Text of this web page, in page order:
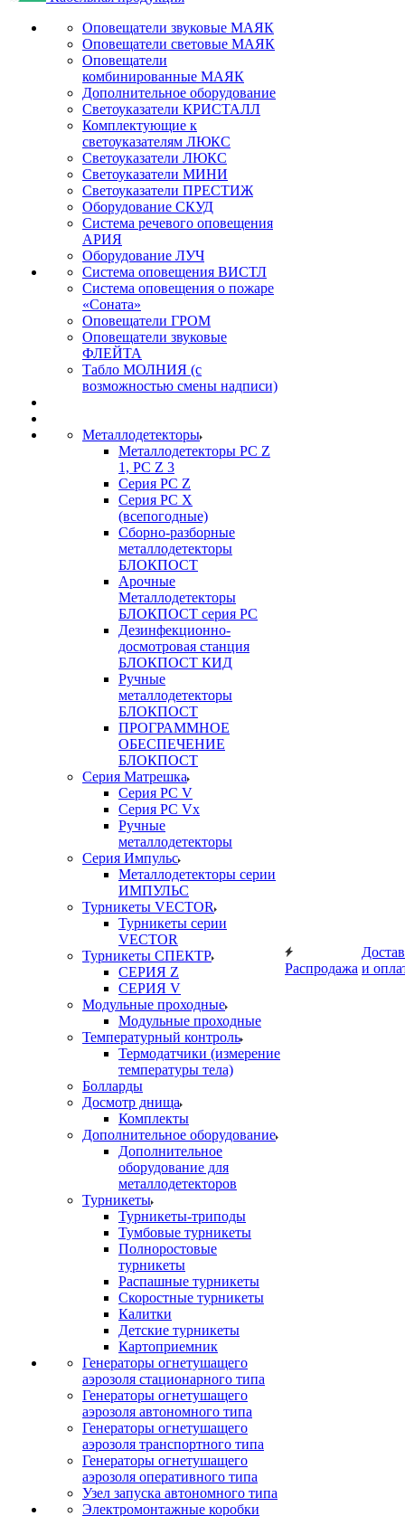
Оповещатели звуковые МАЯК
Оповещатели световые МАЯК
Оповещатели
комбинированные МАЯК
Дополнительное оборудование
Светоуказатели КРИСТАЛЛ
Комплектующие к
светоуказателям ЛЮКС
Светоуказатели ЛЮКС
Светоуказатели МИНИ
Светоуказатели ПРЕСТИЖ
Оборудование СКУД
Система речевого оповещения
АРИЯ
Оборудование ЛУЧ
Система оповещения ВИСТЛ
Система оповещения о пожаре
«Соната»
Оповещатели ГРОМ
Оповещатели звуковые
ФЛЕЙТА
Табло МОЛНИЯ (с
возможностью смены надписи)
Металлодетекторы
Металлодетекторы РС Z
1, PC Z 3
Серия РС Z
Серия РС X
(всепогодные)
Сборно-разборные
металлодетекторы
БЛОКПОСТ
Арочные
Металлодетекторы
БЛОКПОСТ серия РС
Дезинфекционно-
досмотровая станция
БЛОКПОСТ КИД
Ручные
металлодетекторы
БЛОКПОСТ
ПРОГРАММНОЕ
ОБЕСПЕЧЕНИЕ
БЛОКПОСТ
Серия Матрешка
Серия PC V
Серия PC Vx
Ручные
металлодетекторы
Серия Импульс
Металлодетекторы серии
ИМПУЛЬС
Турникеты VECTOR
Турникеты серии
VECTOR
Турникеты СПЕКТР
СЕРИЯ Z
СЕРИЯ V
Модульные проходные
Модульные проходные
Температурный контроль
Термодатчики (измерение
температуры тела)
Болларды
Досмотр днища
Комплекты
Дополнительное оборудование
Дополнительное
оборудование для
металлодетекторов
Турникеты
Турникеты-триподы
Тумбовые турникеты
Полноростовые
турникеты
Распашные турникеты
Скоростные турникеты
Калитки
Детские турникеты
Картоприемник
Генераторы огнетушащего
аэрозоля стационарного типа
Генераторы огнетушащего
аэрозоля автономного типа
Генераторы огнетушащего
аэрозоля транспортного типа
Генераторы огнетушащего
аэрозоля оперативного типа
Узел запуска автономного типа
Электромонтажные коробки
Распродажа и